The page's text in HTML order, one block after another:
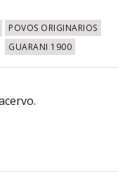
POVOS ORIGINARIOS
GUARANI 1900